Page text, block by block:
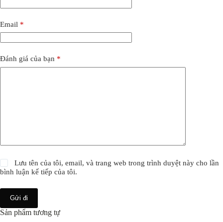
Email *
Đánh giá của bạn *
Lưu tên của tôi, email, và trang web trong trình duyệt này cho lần
bình luận kế tiếp của tôi.
Gửi đi
Sản phẩm tương tự